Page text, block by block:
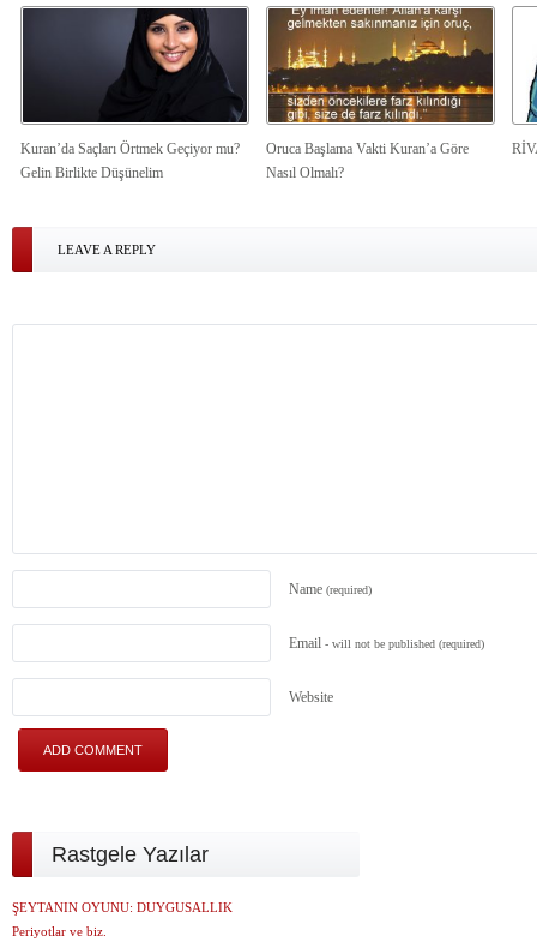
Kuran’da Saçları Örtmek Geçiyor mu?
Gelin Birlikte Düşünelim
Oruca Başlama Vakti Kuran’a Göre
Nasıl Olmalı?
LEAVE A REPLY
Name (required)
Email - will not be published (required)
Website
Rastgele Yazılar
ŞEYTANIN OYUNU: DUYGUSALLIK
Periyotlar ve biz.